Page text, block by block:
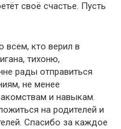
своё счастье. Пусть
всем, кто верил в
тихоню,
рады отправиться
не менее
и навыкам.
на родителей и
Спасибо за каждое